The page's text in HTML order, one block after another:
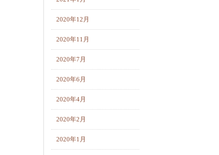
2020年12月
2020年11月
2020年7月
2020年6月
2020年4月
2020年2月
2020年1月